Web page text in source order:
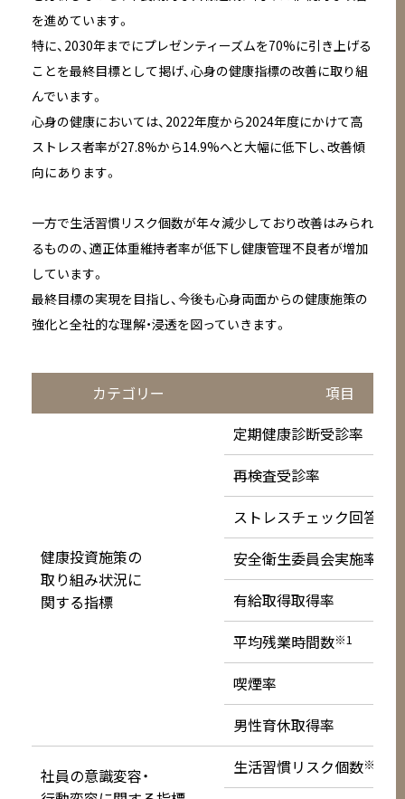
を進めています。
特に、2030年までにプレゼンティーズムを70%に引き上げる
ことを最終目標として掲げ、心身の健康指標の改善に取り組
んでいます。
心身の健康においては、2022年度から2024年度にかけて高
ストレス者率が27.8%から14.9%へと大幅に低下し、改善傾
向にあります。
一方で生活習慣リスク個数が年々減少しており改善はみられ
るものの、適正体重維持者率が低下し健康管理不良者が増加
しています。
最終目標の実現を目指し、今後も心身両面からの健康施策の
強化と全社的な理解・浸透を図っていきます。
カテゴリー 項目
健康投資施策の
取り組み状況に
関する指標
定期健康診断受診率
再検査受診率
ストレスチェック回答率
安全衛生委員会実施率
有給取得取得率
平均残業時間数※1
喫煙率
男性育休取得率
社員の意識変容・
生活習慣リスク個数※2